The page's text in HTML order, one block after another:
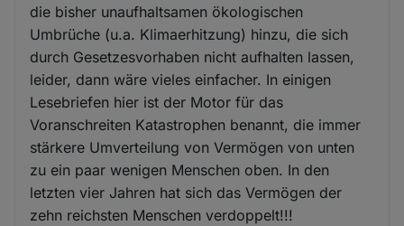
die bisher unaufhaltsamen ökologischen
Umbrüche (u.a. Klimaerhitzung) hinzu, die sich
durch Gesetzesvorhaben nicht aufhalten lassen,
leider, dann wäre vieles einfacher. In einigen
Lesebriefen hier ist der Motor für das
Voranschreiten Katastrophen benannt, die immer
stärkere Umverteilung von Vermögen von unten
zu ein paar wenigen Menschen oben. In den
letzten vier Jahren hat sich das Vermögen der
zehn reichsten Menschen verdoppelt!!!